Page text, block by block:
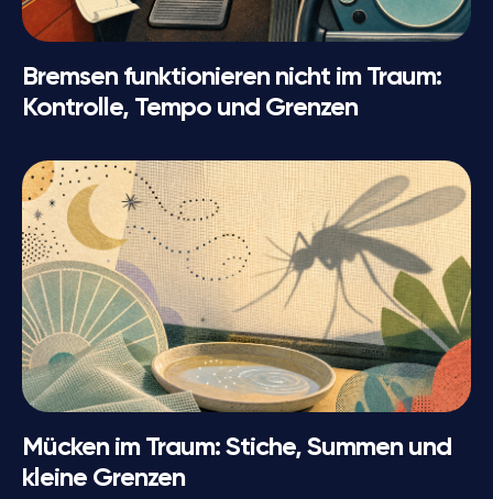
Bremsen funktionieren nicht im Traum:
Kontrolle, Tempo und Grenzen
Mücken im Traum: Stiche, Summen und
kleine Grenzen